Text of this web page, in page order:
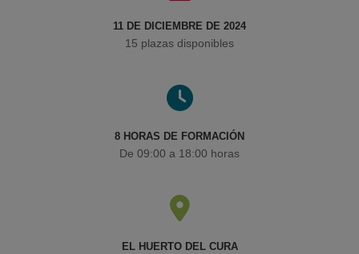
11 DE DICIEMBRE DE 2024
15 plazas disponibles
8 HORAS DE FORMACIÓN
De 09:00 a 18:00 horas
EL HUERTO DEL CURA